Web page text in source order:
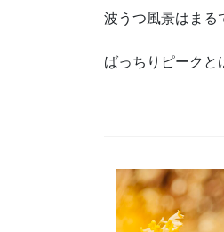
波うつ風景はまる
ばっちりピークと